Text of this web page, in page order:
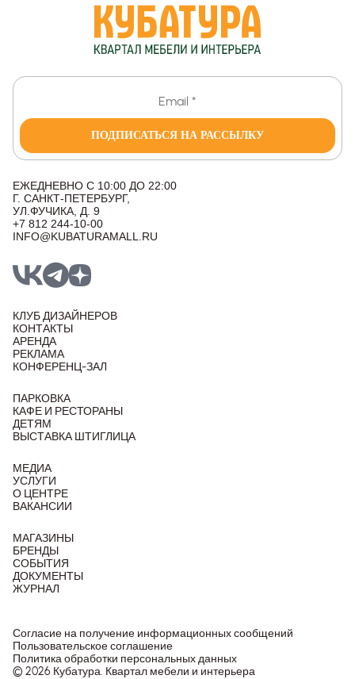
ПОДПИСАТЬСЯ НА РАССЫЛКУ
ЕЖЕДНЕВНО С 10:00 ДО 22:00
Г. САНКТ-ПЕТЕРБУРГ,
УЛ.ФУЧИКА, Д. 9
+7 812 244-10-00
INFO@KUBATURAMALL.RU
КЛУБ ДИЗАЙНЕРОВ
КОНТАКТЫ
АРЕНДА
РЕКЛАМА
КОНФЕРЕНЦ-ЗАЛ
ПАРКОВКА
КАФЕ И РЕСТОРАНЫ
ДЕТЯМ
ВЫСТАВКА ШТИГЛИЦА
МЕДИА
УСЛУГИ
О ЦЕНТРЕ
ВАКАНСИИ
МАГАЗИНЫ
БРЕНДЫ
СОБЫТИЯ
ДОКУМЕНТЫ
ЖУРНАЛ
© 2026 Кубатура. Квартал мебели и интерьера
Согласие на получение информационных сообщений
Пользовательское соглашение
Политика обработки персональных данных